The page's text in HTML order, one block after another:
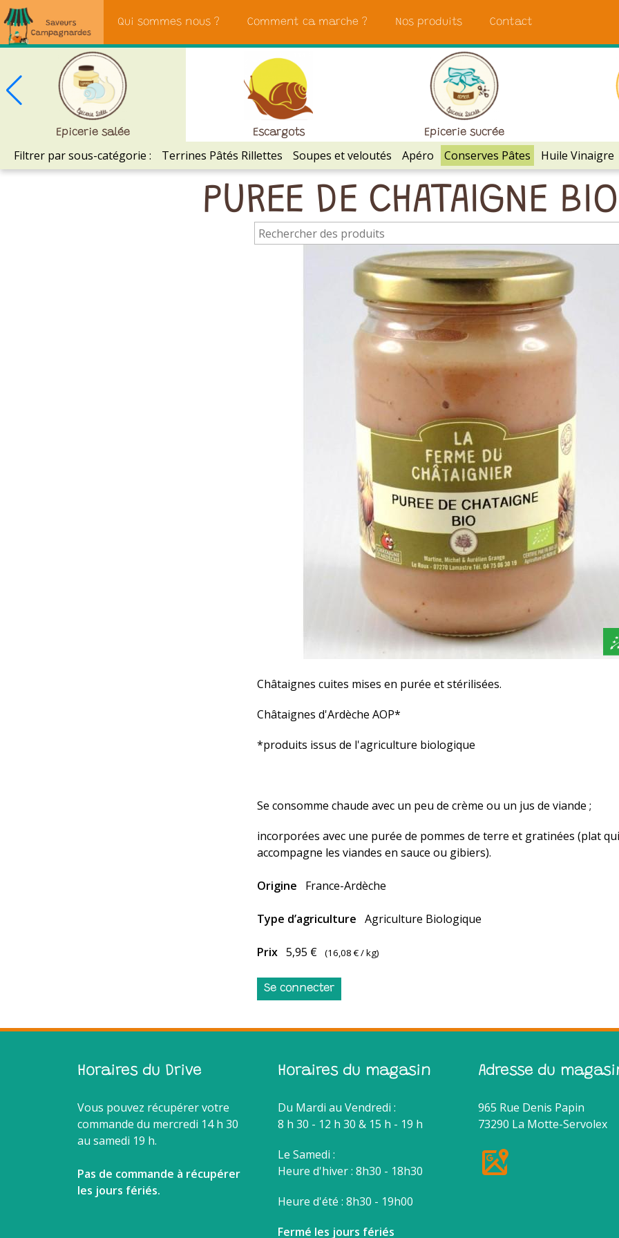
Campagnardes
Qui sommes nous ? Comment ca marche ? Nos produits Contact
Epicerie salée Escargots Epicerie sucrée
Filtrer par sous-catégorie : Terrines Pâtés Rillettes Soupes et veloutés Apéro Conserves Pâtes Huile Vinaigre
PUREE DE CHATAIGNE
Châtaignes cuites mises en purée et stérilisées.
Châtaignes d'Ardèche AOP*
*produits issus de l'agriculture biologique
Se consomme chaude avec un peu de crème ou un jus de viande ;
incorporées avec une purée de pommes de terre et gratinées (plat qui
accompagne les viandes en sauce ou gibiers).
Origine France-Ardèche
Type d’agriculture Agriculture Biologique
Prix 5,95 € (16,08 €/ kg)
Se connecter
Horaires du Drive
Vous pouvez récupérer votre
commande du mercredi 14 h 30
au samedi 19 h.
Pas de commande à récupérer
les jours fériés.
Horaires du magasin
Du Mardi au Vendredi :
8 h 30 - 12 h 30 & 15 h - 19 h
Le Samedi :
Heure d'hiver : 8h30 - 18h30
Heure d'été : 8h30 - 19h00
Fermé les jours fériés
Adresse du
965 Rue Denis Papin
73290 La Motte-Servolex